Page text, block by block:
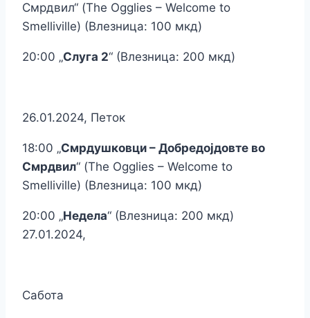
Смрдвил“ (The Ogglies – Welcome to
Smelliville) (Влезница: 100 мкд)
20:00 „Слуга 2“ (Влезница: 200 мкд)
26.01.2024, Петок
18:00 „Смрдушковци – Добредојдовте во
Смрдвил“ (The Ogglies – Welcome to
Smelliville) (Влезница: 100 мкд)
20:00 „Недела“ (Влезница: 200 мкд)
27.01.2024,
Сабота